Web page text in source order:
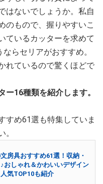
はないでしょうか。私自
のもので、握りやすいこ
ているカッターを求めて
らセリアがおすすめ。
れているので驚くほどで
16種類を紹介します。
すめ61選も特集していま
房具おすすめ61選！収納・
おしゃれ＆かわいいデザイン
気TOP10も紹介